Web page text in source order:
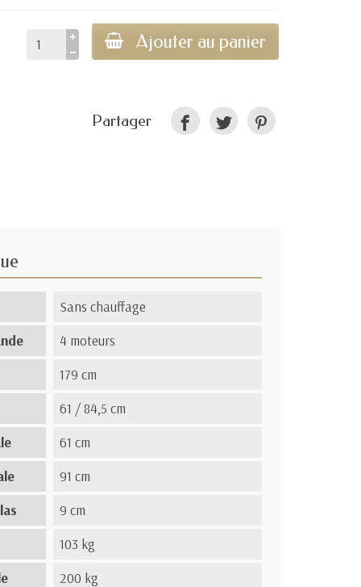
Ajouter au panier
Partager
Sans chauffage
4 moteurs
179 cm
61 / 84,5 cm
61 cm
91 cm
9 cm
103 kg
200 kg